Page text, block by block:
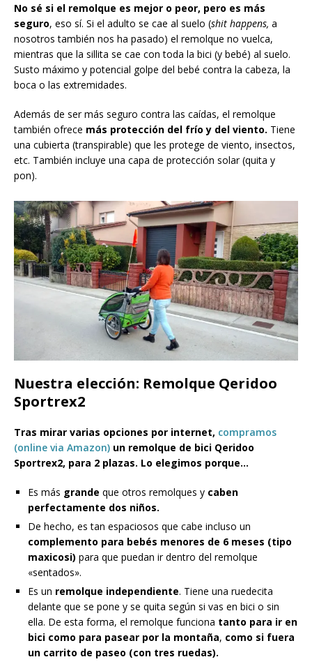
No sé si el remolque es mejor o peor, pero es más
seguro, eso sí. Si el adulto se cae al suelo (shit happens, a
nosotros también nos ha pasado) el remolque no vuelca,
mientras que la sillita se cae con toda la bici (y bebé) al suelo.
Susto máximo y potencial golpe del bebé contra la cabeza, la
boca o las extremidades.
Además de ser más seguro contra las caídas, el remolque
también ofrece más protección del frío y del viento. Tiene
una cubierta (transpirable) que les protege de viento, insectos,
etc. También incluye una capa de protección solar (quita y
pon).
Nuestra elección: Remolque Qeridoo
Sportrex2
Tras mirar varias opciones por internet, compramos
(online via Amazon) un remolque de bici Qeridoo
Sportrex2, para 2 plazas. Lo elegimos porque…
Es más grande que otros remolques y caben
perfectamente dos niños.
De hecho, es tan espaciosos que cabe incluso un
complemento para bebés menores de 6 meses (tipo
maxicosi) para que puedan ir dentro del remolque
«sentados».
Es un remolque independiente. Tiene una ruedecita
delante que se pone y se quita según si vas en bici o sin
ella. De esta forma, el remolque funciona tanto para ir en
bici como para pasear por la montaña, como si fuera
un carrito de paseo (con tres ruedas).